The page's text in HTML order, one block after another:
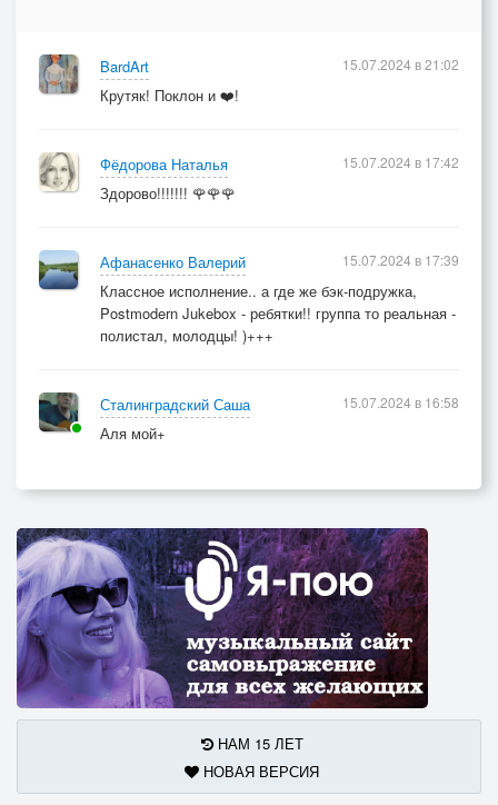
BardArt
Крутяк! Поклон и ❤️!
15.07.2024 в 21:02
Фёдорова Наталья
Здорово!!!!!!! 🌹🌹🌹
15.07.2024 в 17:42
Афанасенко Валерий
Классное исполнение.. а где же бэк-подружка,
Postmodern Jukebox - ребятки!! группа то реальная -
полистал, молодцы! )+++
15.07.2024 в 17:39
Сталинградский Саша
Аля мой+
15.07.2024 в 16:58
НАМ 15 ЛЕТ
НОВАЯ ВЕРСИЯ